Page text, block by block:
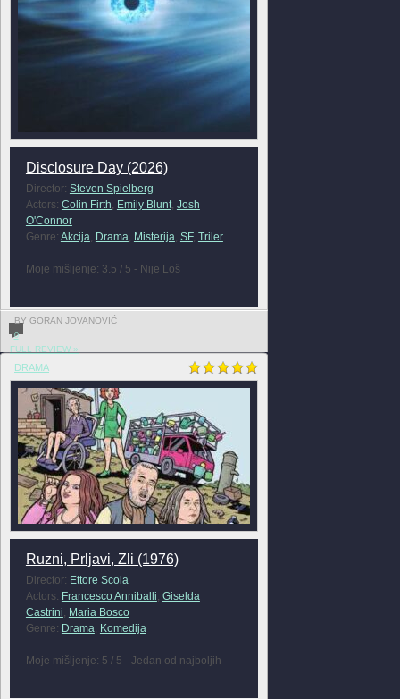
Disclosure Day (2026)
Director: Steven Spielberg
Actors: Colin Firth Emily Blunt, Josh
O'Connor
Genre: Akcija Drama Misterija SF, Triler
Moje mišljenje: 3.5 / 5 - Nije Loš
BY GORAN JOVANOVIĆ
0
FULL REVIEW »
DRAMA
Ruzni, Prljavi, Zli (1976)
Director: Ettore Scola
Actors: Francesco Anniballi Giselda
Castrini Maria Bosco
Genre: Drama Komedija
Moje mišljenje: 5 / 5 - Jedan od najboljih